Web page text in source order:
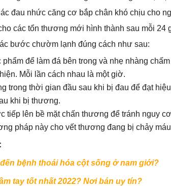
đau nhức căng cơ bắp chân khó chịu cho
các tổn thương mới hình thành sau mỗi 24
bước chườm lạnh đúng cách như sau:
phẩm để làm đá bên trong và nhẹ nhàng
Mỗi lần cách nhau là một giờ.
trong thời gian đầu sau khi bị đau để đạt
khi bị thương.
tiếp lên bề mặt chấn thương để tránh nguy
pháp này cho vết thương đang bị chảy
bệnh thoái hóa cột sống ở nam giới?
tay tốt nhất 2022? Nơi bán uy tín?